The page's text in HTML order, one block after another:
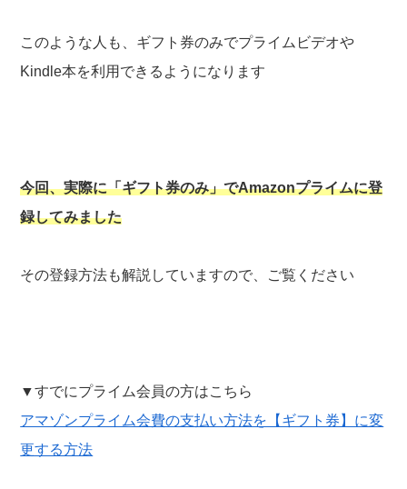
このような人も、ギフト券のみでプライムビデオや
Kindle本を利用できるようになります
今回、実際に「ギフト券のみ」でAmazonプライムに登
録してみました
その登録方法も解説していますので、ご覧ください
▼すでにプライム会員の方はこちら
アマゾンプライム会費の支払い方法を【ギフト券】に変
更する方法